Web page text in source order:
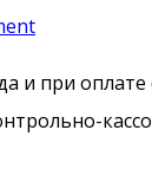
и при